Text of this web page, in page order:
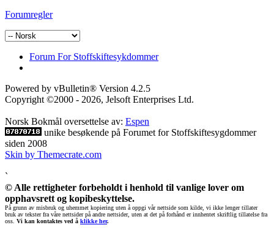
Forumregler
Forum For Stoffskiftesykdommer
Powered by vBulletin® Version 4.2.5
Copyright ©2000 - 2026, Jelsoft Enterprises Ltd.
Norsk Bokmål oversettelse av: Espen
unike besøkende på Forumet for Stoffskiftesygdommer
siden 2008
Skin by Themecrate.com
`
© Alle rettigheter forbeholdt i henhold til vanlige lover om
opphavsrett og kopibeskyttelse.
På grunn av misbruk og uhemmet kopiering uten å oppgi vår nettside som kilde, vi ikke lenger tillater
bruk av tekster fra våre nettsider på andre nettsider, uten at det på forhånd er innhentet skriftlig tillatelse fra
oss. Vi kan kontaktes ved å klikke her.